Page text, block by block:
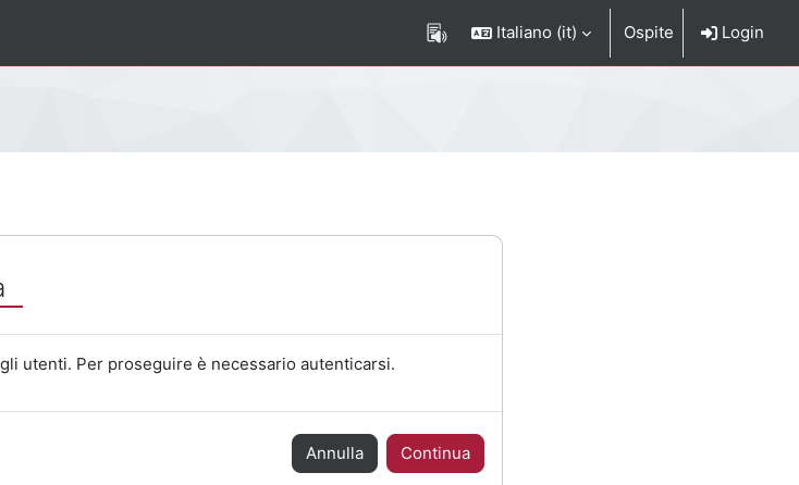
Italiano ‎(it)‎ Ospite Login
utenti. Per proseguire è necessario autenticarsi.
Annulla Continua